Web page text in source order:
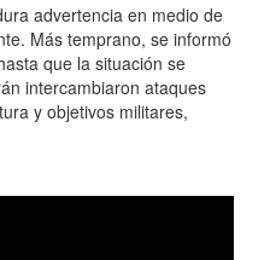
advertencia en medio de
Más temprano, se informó
que la situación se
intercambiaron ataques
y objetivos militares,